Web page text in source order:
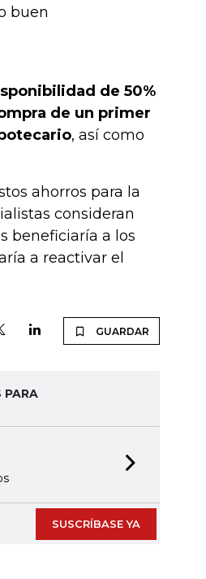
buen
de 50%
de un primer
, así como
ahorros para la
consideran
beneficiaría a los
a reactivar el
GUARDAR
PARA
SUSCRÍBASE YA